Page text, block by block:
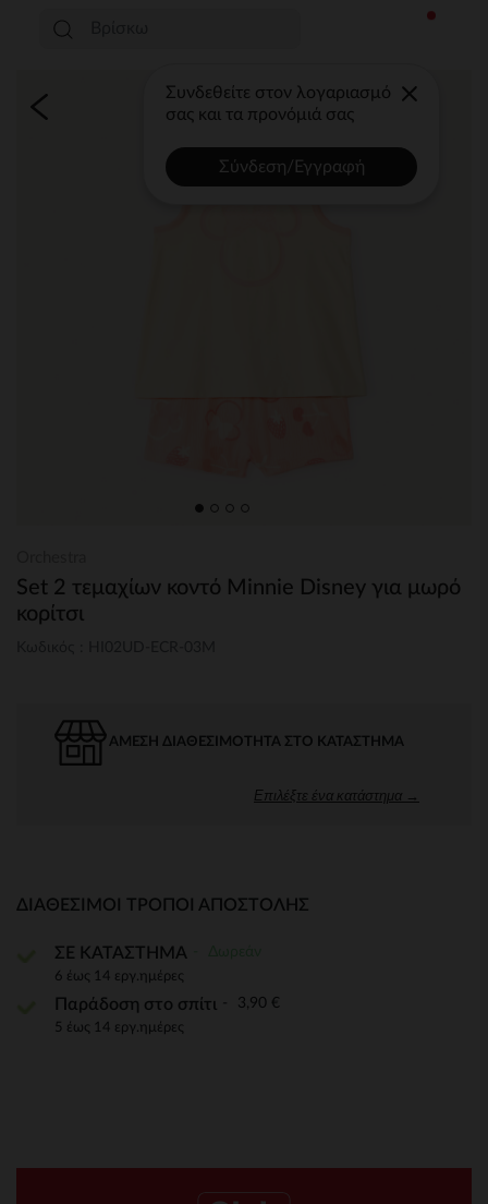
Συνδεθείτε στον λογαριασμό
σας και τα προνόμιά σας
Σύνδεση/Εγγραφή
Set 2 τεμαχίων κοντό Minnie Disney για μωρό
κορίτσι
ΆΜΕΣΗ ΔΙΑΘΕΣΙΜΌΤΗΤΑ ΣΤΟ ΚΑΤΆΣΤΗΜΑ
Επιλέξτε ένα κατάστημα →
ΔΙΑΘΈΣΙΜΟΙ ΤΡΌΠΟΙ ΑΠΟΣΤΟΛΉΣ
ΣΕ ΚΑΤΑΣΤΗΜΑ
6 έως 14 εργ.ημέρες
Παράδοση στο σπίτι 3,90 €
5 έως 14 εργ.ημέρες